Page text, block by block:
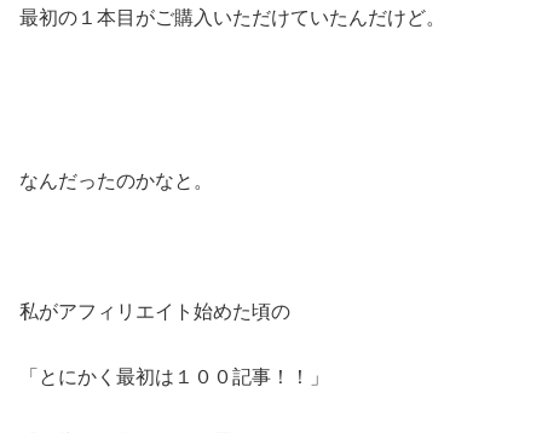
最初の１本目がご購入いただけていたんだけど。
なんだったのかなと。
私がアフィリエイト始めた頃の
「とにかく最初は１００記事！！」